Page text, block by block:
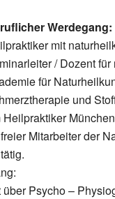
Werdegang:
mit
/ Dozent
für
und
München
Mitarbeiter der
Psycho –